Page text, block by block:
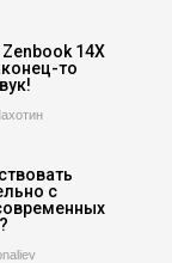
14X
то
с